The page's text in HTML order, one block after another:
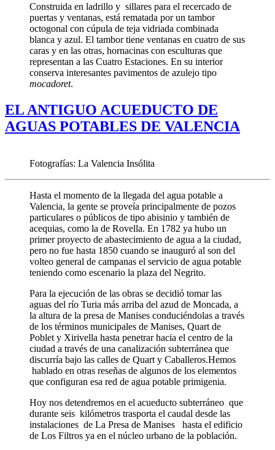
Construida en ladrillo y sillares para el recercado de
puertas y ventanas, está rematada por un tambor
octogonal con cúpula de teja vidriada combinada
blanca y azul. El tambor tiene ventanas en cuatro de sus
caras y en las otras, hornacinas con esculturas que
representan a las Cuatro Estaciones. En su interior
conserva interesantes pavimentos de azulejo tipo
mocadoret.
EL ANTIGUO ACUEDUCTO DE
AGUAS POTABLES DE VALENCIA
Fotografías: La Valencia Insólita
Hasta el momento de la llegada del agua potable a
Valencia, la gente se proveía principalmente de pozos
particulares o públicos de tipo abisinio y también de
acequias, como la de Rovella. En 1782 ya hubo un
primer proyecto de abastecimiento de agua a la ciudad,
pero no fue hasta 1850 cuando se inauguró al son del
volteo general de campanas el servicio de agua potable
teniendo como escenario la plaza del Negrito.
Para la ejecución de las obras se decidió tomar las
aguas del río Turia más arriba del azud de Moncada, a
la altura de la presa de Manises conduciéndolas a través
de los términos municipales de Manises, Quart de
Poblet y Xirivella hasta penetrar hacia el centro de la
ciudad a través de una canalización subterránea que
discurría bajo las calles de Quart y Caballeros.Hemos
hablado en otras reseñas de algunos de los elementos
que configuran esa red de agua potable primigenia.
Hoy nos detendremos en el acueducto subterráneo que
durante seis kilómetros trasporta el caudal desde las
instalaciones de La Presa de Manises hasta el edificio
de Los Filtros ya en el núcleo urbano de la población.